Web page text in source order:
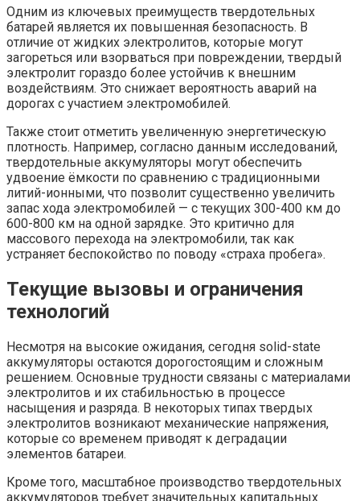
Одним из ключевых преимуществ твердотельных
батарей является их повышенная безопасность. В
отличие от жидких электролитов, которые могут
загореться или взорваться при повреждении, твердый
электролит гораздо более устойчив к внешним
воздействиям. Это снижает вероятность аварий на
дорогах с участием электромобилей.
Также стоит отметить увеличенную энергетическую
плотность. Например, согласно данным исследований,
твердотельные аккумуляторы могут обеспечить
удвоение ёмкости по сравнению с традиционными
литий-ионными, что позволит существенно увеличить
запас хода электромобилей — с текущих 300-400 км до
600-800 км на одной зарядке. Это критично для
массового перехода на электромобили, так как
устраняет беспокойство по поводу «страха пробега».
Текущие вызовы и ограничения
технологий
Несмотря на высокие ожидания, сегодня solid-state
аккумуляторы остаются дорогостоящим и сложным
решением. Основные трудности связаны с материалами
электролитов и их стабильностью в процессе
насыщения и разряда. В некоторых типах твердых
электролитов возникают механические напряжения,
которые со временем приводят к деградации
элементов батареи.
Кроме того, масштабное производство твердотельных
аккумуляторов требует значительных капитальных